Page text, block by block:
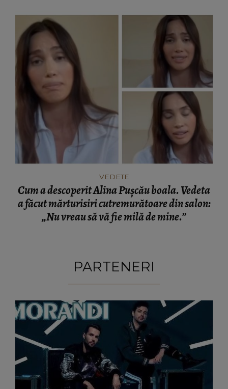
VEDETE
Cum a descoperit Alina Pușcău boala. Vedeta
a făcut mărturisiri cutremurătoare din salon:
„Nu vreau să vă fie milă de mine.”
PARTENERI